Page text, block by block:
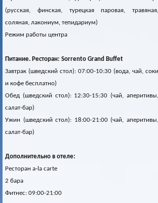
(русская, финская, турецкая паровая, травяная,
соляная, лакониум, тепидариум)
Режим работы центра
Питание. Ресторан: Sorrento Grand Buffet
Завтрак (шведский стол): 07:00-10:30 (вода, чай, соки
и кофе бесплатно)
Обед (шведский стол): 12:30-15:30 (чай, аперитивы,
салат-бар)
Ужин (шведский стол): 18:00-21:00 (чай, аперитивы,
салат-бар)
Дополнительно в отеле:
Ресторан a-la carte
2 бара
Фитнес: 09:00-21:00